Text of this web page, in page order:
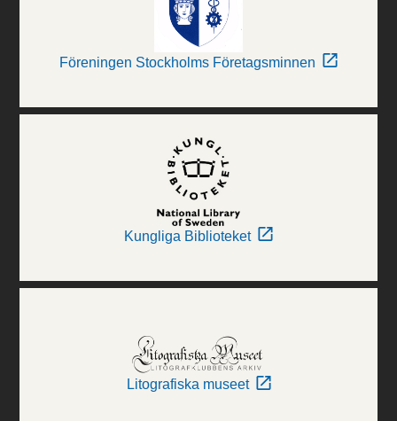
Föreningen Stockholms Företagsminnen
Kungliga Biblioteket
Litografiska museet